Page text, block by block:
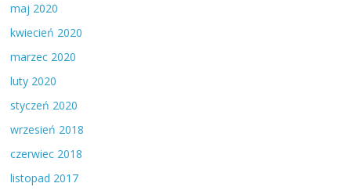
maj 2020
kwiecień 2020
marzec 2020
luty 2020
styczeń 2020
wrzesień 2018
czerwiec 2018
listopad 2017